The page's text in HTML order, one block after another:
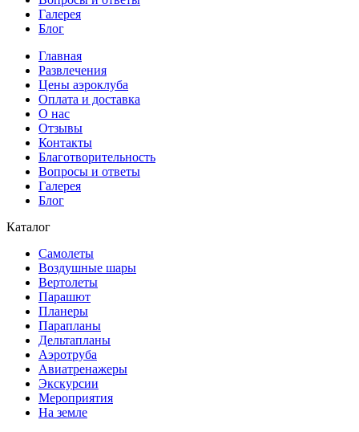
Галерея
Блог
Главная
Развлечения
Цены аэроклуба
Оплата и доставка
О нас
Отзывы
Контакты
Благотворительность
Вопросы и ответы
Галерея
Блог
Каталог
Самолеты
Воздушные шары
Вертолеты
Парашют
Планеры
Парапланы
Дельтапланы
Аэротруба
Авиатренажеры
Экскурсии
Мероприятия
На земле